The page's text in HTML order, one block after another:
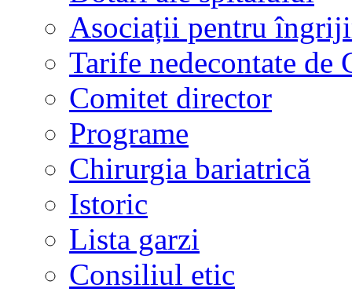
Asociații pentru
Tarife nedecontate de
Comitet director
Programe
Chirurgia bariatrică
Istoric
Lista garzi
Consiliul etic